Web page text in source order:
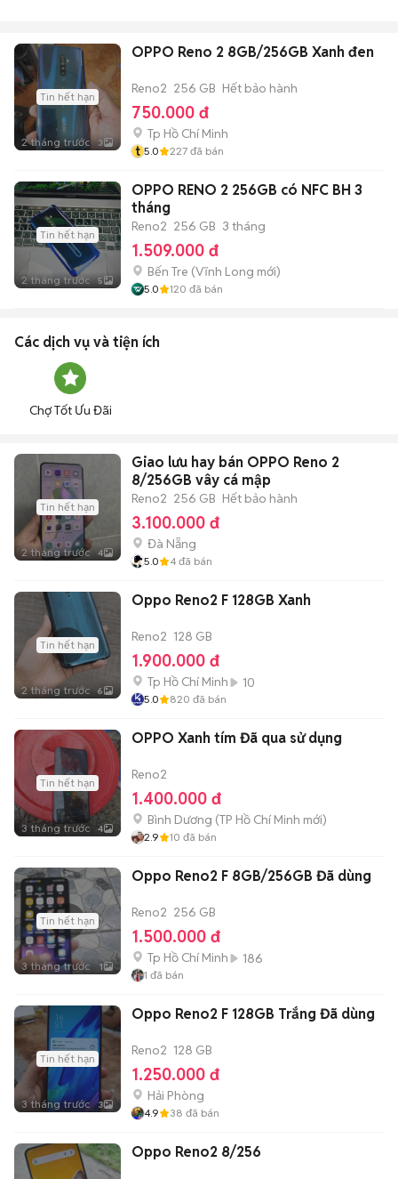
Tin hết hạn
2 tháng trước 3
OPPO Reno 2 8GB/256GB Xanh đen
Reno2 256 GB Hết bảo hành
750.000 đ
Tp Hồ Chí Minh
t 5.0 227 đã bán
Tin hết hạn
2 tháng trước 5
OPPO RENO 2 256GB có NFC BH 3
tháng
Reno2 256 GB 3 tháng
1.509.000 đ
Bến Tre (Vĩnh Long mới)
5.0 120 đã bán
Các dịch vụ và tiện ích
Chợ Tốt Ưu Đãi
Tin hết hạn
2 tháng trước 4
Giao lưu hay bán OPPO Reno 2
8/256GB vây cá mập
Reno2 256 GB Hết bảo hành
3.100.000 đ
Đà Nẵng
5.0 4 đã bán
Tin hết hạn
2 tháng trước 6
Oppo Reno2 F 128GB Xanh
Reno2 128 GB
1.900.000 đ
Tp Hồ Chí Minh 10
5.0 820 đã bán
Tin hết hạn
3 tháng trước 4
OPPO Xanh tím Đã qua sử dụng
Reno2
1.400.000 đ
Bình Dương (TP Hồ Chí Minh mới)
2.9 10 đã bán
Tin hết hạn
3 tháng trước 1
Oppo Reno2 F 8GB/256GB Đã dùng
Reno2 256 GB
1.500.000 đ
Tp Hồ Chí Minh 186
1 đã bán
Tin hết hạn
3 tháng trước 3
Oppo Reno2 F 128GB Trắng Đã dùng
Reno2 128 GB
1.250.000 đ
Hải Phòng
4.9 38 đã bán
Oppo Reno2 8/256